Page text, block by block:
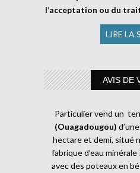
l’acceptation ou du
LIRE LA
AVIS DE
Particulier vend un
(Ouagadougou)
hectare et demi, situé
fabrique d’eau
avec des poteaux en